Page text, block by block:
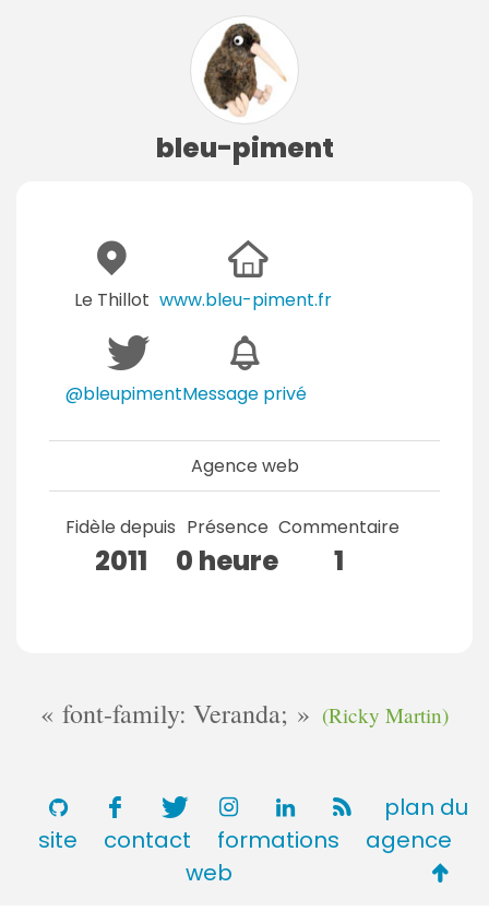
bleu-piment
Le Thillot www.bleu-piment.fr
@bleupimentMessage privé
Agence web
Fidèle depuis
2011
Présence
0 heure
Commentaire
1
font-family: Veranda; (Ricky Martin)
plan du
site
contact formations
agence
web